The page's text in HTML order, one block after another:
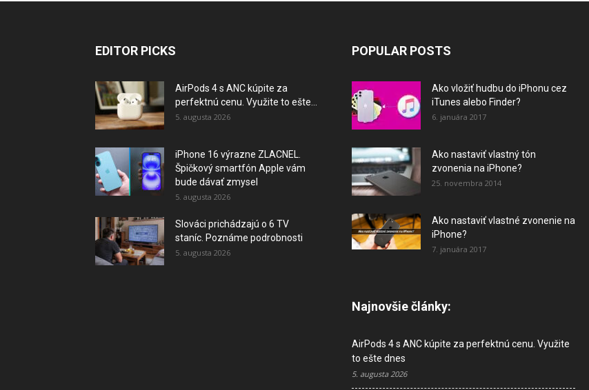
EDITOR PICKS
AirPods 4 s ANC kúpite za
perfektnú cenu. Využite to ešte...
5. augusta 2026
iPhone 16 výrazne ZLACNEL.
Špičkový smartfón Apple vám
bude dávať zmysel
5. augusta 2026
Slováci prichádzajú o 6 TV
staníc. Poznáme podrobnosti
5. augusta 2026
POPULAR POSTS
Ako vložiť hudbu do iPhonu cez
iTunes alebo Finder?
6. januára 2017
Ako nastaviť vlastný tón
zvonenia na iPhone?
25. novembra 2014
Ako nastaviť vlastné zvonenie na
iPhone?
7. januára 2017
Najnovšie články:
AirPods 4 s ANC kúpite za perfektnú cenu. Využite
to ešte dnes
5. augusta 2026